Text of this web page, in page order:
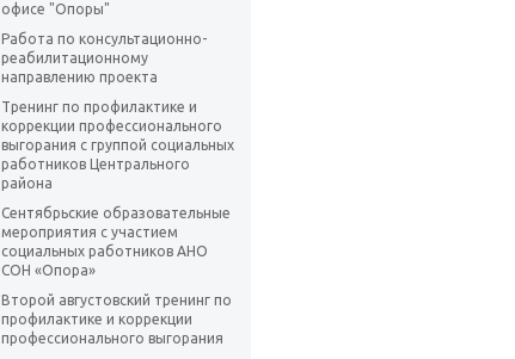
офисе "Опоры"
Работа по консультационно-
реабилитационному
направлению проекта
Тренинг по профилактике и
коррекции профессионального
выгорания с группой социальных
работников Центрального
района
Сентябрьские образовательные
мероприятия с участием
социальных работников АНО
СОН «Опора»
Второй августовский тренинг по
профилактике и коррекции
профессионального выгорания